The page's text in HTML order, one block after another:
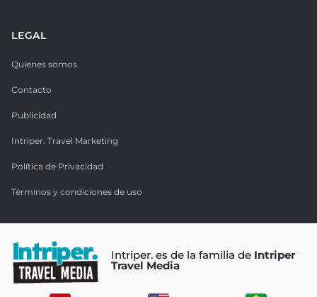
LEGAL
Quienes somos
Contacto
Publicidad
Intriper. Travel Marketing
Política de Privacidad
Términos y condiciones de uso
Intriper. es de la familia de Intriper
Travel Media